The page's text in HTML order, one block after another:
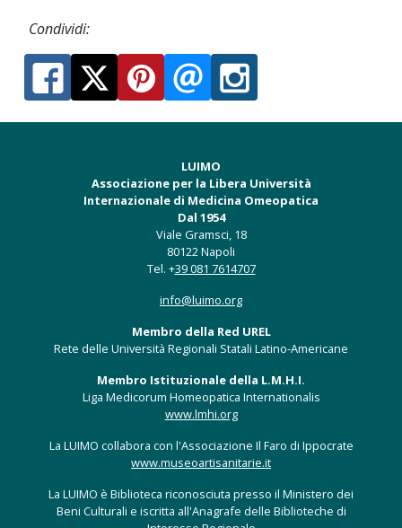
Condividi:
LUIMO
Associazione per la Libera Università
Internazionale di Medicina Omeopatica
Dal 1954
Viale Gramsci, 18
80122 Napoli
Tel. +39 081 7614707
info@luimo.org
Membro della Red UREL
Rete delle Università Regionali Statali Latino-Americane
Membro Istituzionale della L.M.H.I.
Liga Medicorum Homeopatica Internationalis
www.lmhi.org
La LUIMO collabora con l'Associazione Il Faro di Ippocrate
www.museoartisanitarie.it
La LUIMO è Biblioteca riconosciuta presso il Ministero dei
Beni Culturali e iscritta all'Anagrafe delle Biblioteche di